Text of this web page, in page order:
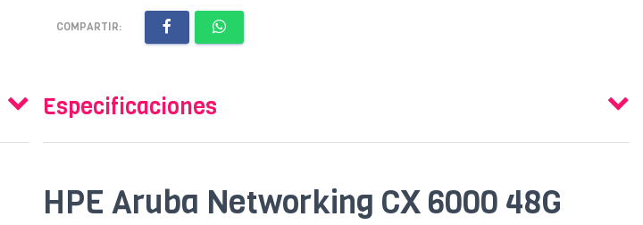
COMPARTIR:
Especificaciones
HPE Aruba Networking CX 6000 48G